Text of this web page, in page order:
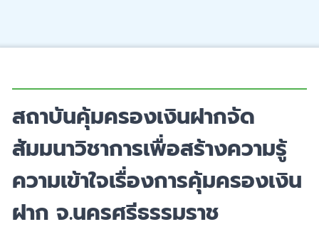
สถาบันคุ้มครองเงินฝากจัด
สัมมนาวิชาการเพื่อสร้างความรู้
ความเข้าใจเรื่องการคุ้มครองเงิน
ฝาก จ.นครศรีธรรมราช